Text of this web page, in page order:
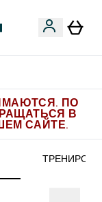
ПО
В
САЙТЕ.